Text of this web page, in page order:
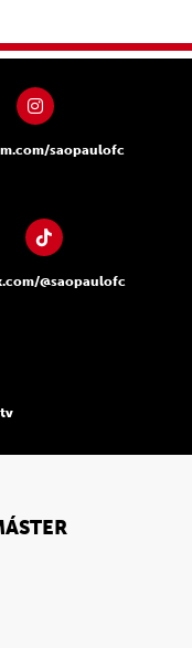
saopaulofc
@saopaulofc